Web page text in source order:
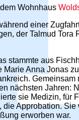
Wohnhaus
einer
der Talmud
stammte aus
Marie Anna Jonas
nächsten Jahren:
sie Medizin, für
die Approbation.
erworben war.